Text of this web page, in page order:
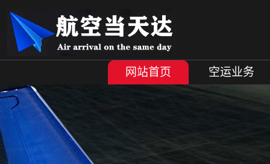
网站首页 空运业务